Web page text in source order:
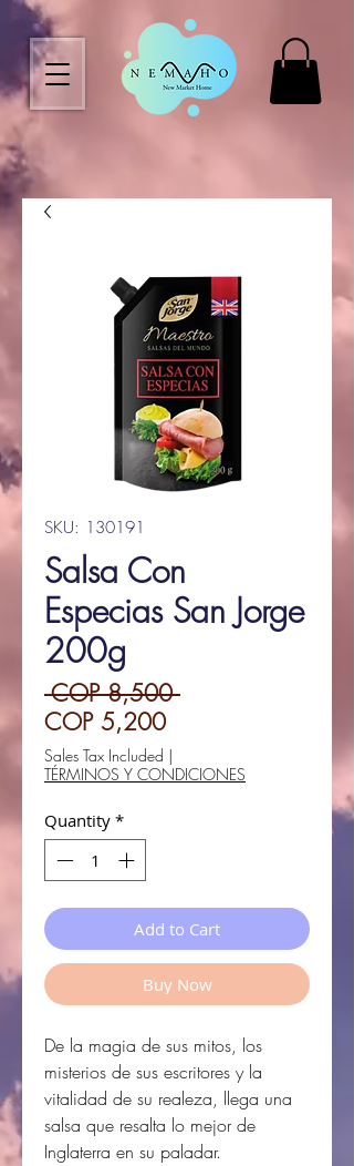
SKU: 130191
Salsa Con
Especias San Jorge
200g
COP 8,500 Regular
COP 5,200Sale
Price
Sales Tax Included |
TÉRMINOS Y CONDICIONES
Quantity *
Add to Cart
Buy Now
De la magia de sus mitos, los
misterios de sus escritores y la
vitalidad de su realeza, llega una
salsa que resalta lo mejor de
Inglaterra en su paladar.